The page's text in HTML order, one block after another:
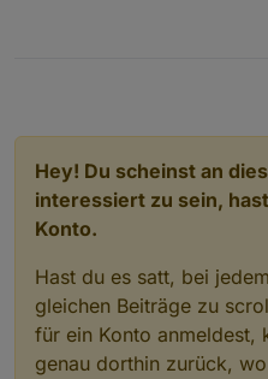
Hey! Du scheinst an
interessiert zu sein,
Konto.
Hast du es satt, bei
gleichen Beiträge zu
für ein Konto anmeldest,
genau dorthin zurück,